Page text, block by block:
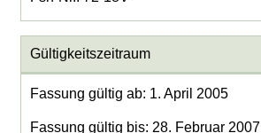
Gültigkeitszeitraum
Fassung gültig ab: 1. April 2005
Fassung gültig bis: 28. Februar 2007